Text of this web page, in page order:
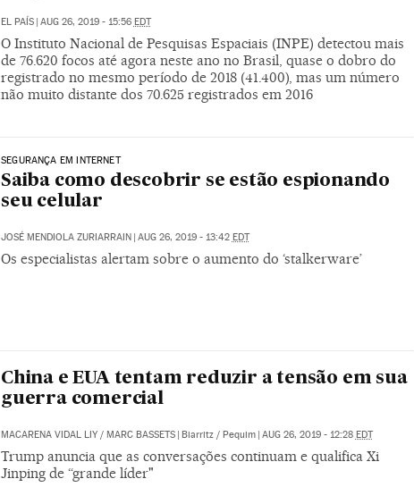
EL PAÍS | AUG 26, 2019 - 15:56 EDT
O Instituto Nacional de Pesquisas Espaciais (INPE) detectou mais
de 76.620 focos até agora neste ano no Brasil, quase o dobro do
registrado no mesmo período de 2018 (41.400), mas um número
não muito distante dos 70.625 registrados em 2016
SEGURANÇA EM INTERNET
Saiba como descobrir se estão espionando
seu celular
JOSÉ MENDIOLA ZURIARRAIN AUG 26, 2019 - 13:42 EDT
Os especialistas alertam sobre o aumento do ‘stalkerware’
China e EUA tentam reduzir a tensão em sua
guerra comercial
MACARENA VIDAL LIY/ MARC BASSETS | Biarritz / Pequim | AUG 26, 2019 - 12:28 EDT
Trump anuncia que as conversações continuam e qualifica Xi
Jinping de “grande líder"